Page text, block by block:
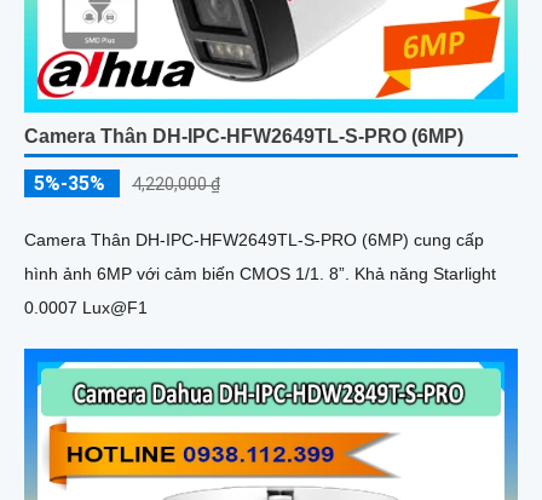
Camera Thân DH-IPC-HFW2649TL-S-PRO (6MP)
5%-35% 4,220,000 ₫
Camera Thân DH-IPC-HFW2649TL-S-PRO (6MP) cung cấp
hình ảnh 6MP với cảm biến CMOS 1/1. 8”. Khả năng Starlight
0.0007 Lux@F1